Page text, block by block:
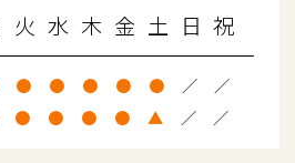
火 水 木 金 土 日 祝
● ● ● ● ● ／ ／
● ● ● ● ▲ ／ ／